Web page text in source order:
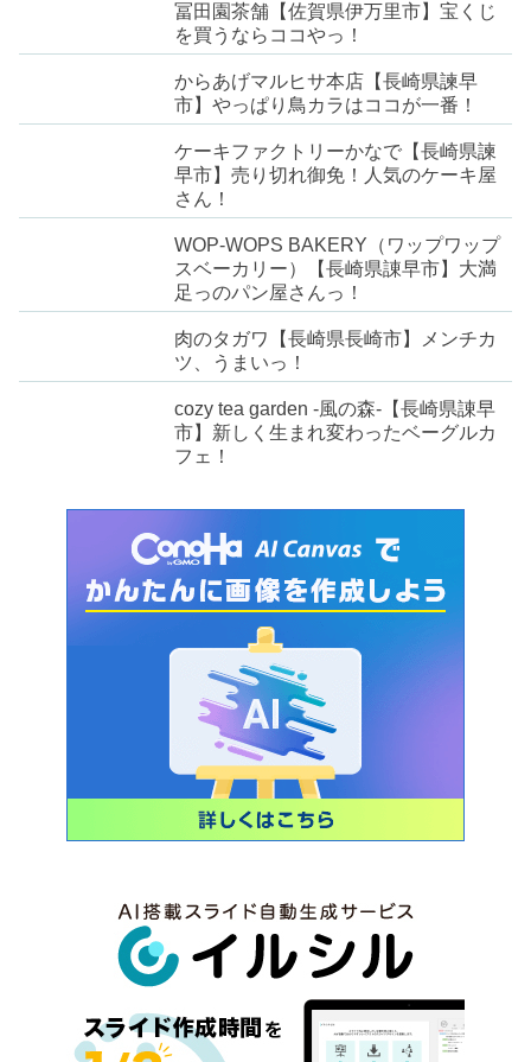
冨田園茶舗【佐賀県伊万里市】宝くじ
を買うならココやっ！
からあげマルヒサ本店【長崎県諫早
市】やっぱり鳥カラはココが一番！
ケーキファクトリーかなで【長崎県諫
早市】売り切れ御免！人気のケーキ屋
さん！
WOP-WOPS BAKERY（ワップワップ
スベーカリー）【長崎県諌早市】大満
足っのパン屋さんっ！
肉のタガワ【長崎県長崎市】メンチカ
ツ、うまいっ！
cozy tea garden -風の森-【長崎県諌早
市】新しく生まれ変わったベーグルカ
フェ！